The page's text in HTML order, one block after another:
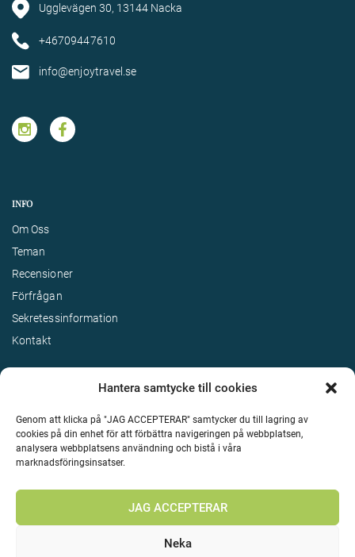
Hantera samtycke till cookies
Genom att klicka på "JAG ACCEPTERAR" samtycker du till lagring av
cookies på din enhet för att förbättra navigeringen på webbplatsen,
analysera webbplatsens användning och bistå i våra
marknadsföringsinsatser.
JAG ACCEPTERAR
Neka
Ugglevägen 30, 13144 Nacka
+46709447610
info@enjoytravel.se
INFO
Om Oss
Teman
Recensioner
Förfrågan
Sekretessinformation
Kontakt
Upphovsrätt 2026 Enjoy Travel Alla rättigheter reserverade